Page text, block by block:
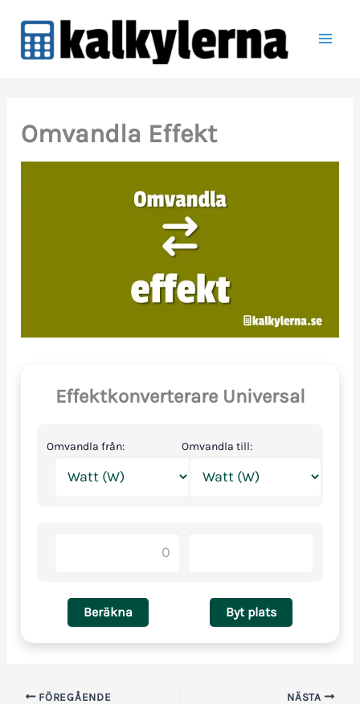
innehåll
Omvandla Effekt
Effektkonverterare Universal
Omvandla från: Omvandla till:
Beräkna Byt plats
FÖREGÅENDE NÄSTA